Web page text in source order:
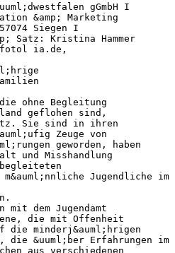
gGmbH I
&amp; Marketing
Siegen I
Satz: Kristina Hammer
fotol ia.de,
ohne Begleitung
geflohen sind,
Sie sind in ihren
Zeuge von
geworden, haben
und Misshandlung
Jugendliche im
dem Jugendamt
die mit Offenheit
die minderj&auml;hrigen
die &uuml;ber Erfahrungen im
aus verschiedenen